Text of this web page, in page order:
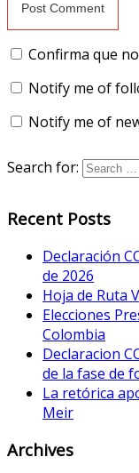
Confirma que
Notify me of
Notify me of
Search for:
Recent Posts
Declaración
de 2026
Hoja de Ruta
Elecciones
Colombia
Declaracion
de la fase de
La retórica
Meir
Archives